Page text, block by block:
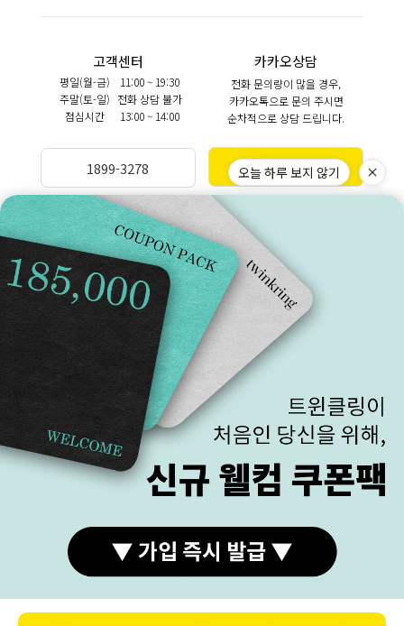
구매하기
고객센터
평일(월-금)
주말(토-일)
점심시간
11:00 ~ 19:30
전화 상담 불가
13:00 ~ 14:00
1899-3278
카카오상담
전화 문의량이 많을 경우,
카카오톡으로 문의 주시면
순차적으로 상담 드립니다.
카카오상담
BANKINFO
예금주 (주)트윈클링
국민 270901-04-208303
브랜드스토리
이용약관
이용안내
개인정보처리방침
COMPANY (주)트윈클링 대표 김진우, 김기애
매장주소 : 서울 종로구 돈화문로 33-1 2층 트윈클링
주소 :서울특별시 종로구 수표로26길 28 동의빌딩 5층 502호/방문불가
사업자등록번호 : 184-87-00371
FAX : 02)762-0111
통신판매업신고 제2017-서울종로-0789호
개인정보관리책임자 김승한
ⓒ 2014 Twinkring. All Rights Reserved.
오늘 하루 보지 않기